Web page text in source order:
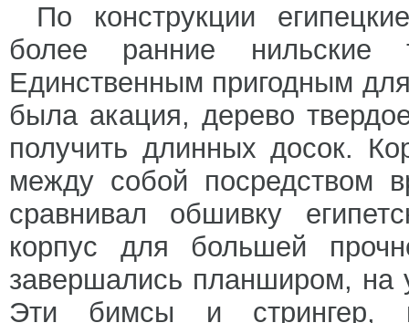
По конструкции
более ранние нильские
Единственным пригодным
была акация, дерево
получить длинных досок.
между собой посредством
сравнивал обшивку
корпус для большей
завершались планширом, на
Эти бимсы и стрингер,